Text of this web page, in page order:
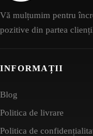
Vă mulțumim pentru
pozitive din partea
INFORMAȚII
Blog
Politica de livrare
Politica de